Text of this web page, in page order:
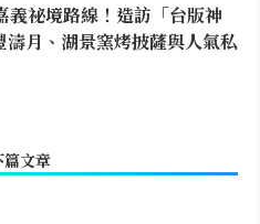
義祕境路線！造訪「台版神
濤月、湖景窯烤披薩與人氣私
篇文章